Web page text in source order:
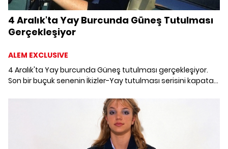
4 Aralık'ta Yay Burcunda Güneş Tutulması
Gerçekleşiyor
ALEM EXCLUSIVE
4 Aralık'ta Yay burcunda Güneş tutulması gerçekleşiyor.
Son bir buçuk senenin İkizler-Yay tutulması serisini kapatan
getiriyor. 4 Aralık'taki Yay burcu Güneş tutulmasında
burçları nelerin beklediğini derledik.